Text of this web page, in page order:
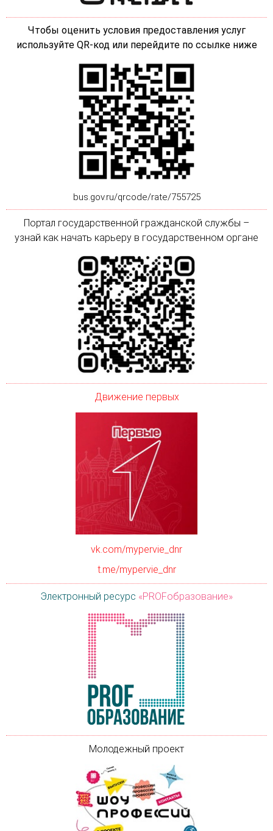
Чтобы оценить условия предоставления услуг
используйте QR-код или перейдите по ссылке ниже
bus.gov.ru/qrcode/rate/755725
Портал государственной гражданской службы –
узнай как начать карьеру в государственном органе
Движение первых
vk.com/mypervie_dnr
t.me/mypervie_dnr
Электронный ресурс «PROFобразование»
Молодежный проект